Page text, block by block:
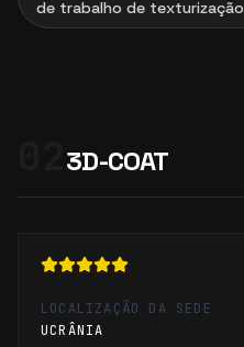
de trabalho de texturização
3D-COAT
LOCALIZAÇÃO DA SEDE
UCRÂNIA